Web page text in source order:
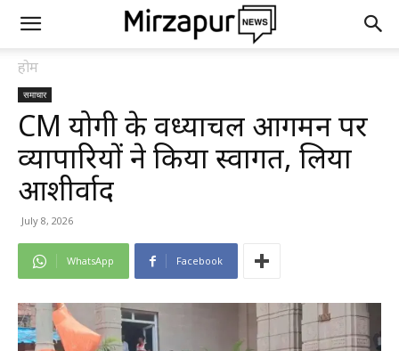
होम
समाचार
CM योगी के विंध्याचल आगमन पर
व्यापारियों ने किया स्वागत, लिया
आशीर्वाद
July 8, 2026
WhatsApp Facebook